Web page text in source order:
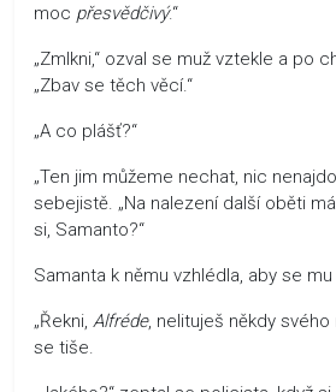
moc přesvědčivý.“
„Zmlkni,“ ozval se muž vztekle a po
„Zbav se těch věcí.“
„A co plášť?“
„Ten jim můžeme nechat, nic
sebejistě. „Na nalezení další oběti
si, Samanto?“
Samanta k němu vzhlédla, aby se
„Řekni, Alfréde, nelituješ někdy
se tiše.